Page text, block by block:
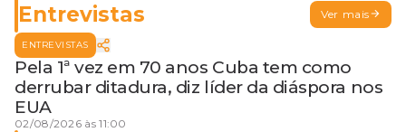
Entrevistas Ver mais
ENTREVISTAS
Pela 1ª vez em 70 anos Cuba tem como
derrubar ditadura, diz líder da diáspora nos
EUA
02/08/2026 às 11:00